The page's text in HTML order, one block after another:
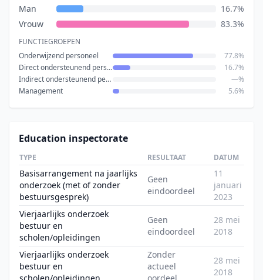
Man
16.7%
Vrouw
83.3%
FUNCTIEGROEPEN
Onderwijzend personeel
77.8%
Direct ondersteunend personeel
16.7%
Indirect ondersteunend personeel
—%
Management
5.6%
Education inspectorate
TYPE RESULTAAT DATUM
Basisarrangement na jaarlijks
onderzoek (met of zonder
bestuursgesprek)
Geen
eindoordeel
11
januari
2023
Vierjaarlijks onderzoek
bestuur en
scholen/opleidingen
Geen
eindoordeel
28 mei
2018
Vierjaarlijks onderzoek
bestuur en
Zonder
actueel
28 mei
2018